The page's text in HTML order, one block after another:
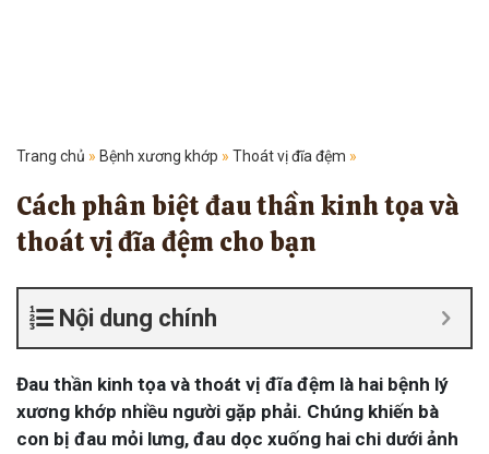
Trang chủ » Bệnh xương khớp » Thoát vị đĩa đệm »
Cách phân biệt đau thần kinh tọa và
thoát vị đĩa đệm cho bạn
Nội dung chính
Đau thần kinh tọa và thoát vị đĩa đệm là hai bệnh lý
xương khớp nhiều người gặp phải. Chúng khiến bà
con bị đau mỏi lưng, đau dọc xuống hai chi dưới ảnh